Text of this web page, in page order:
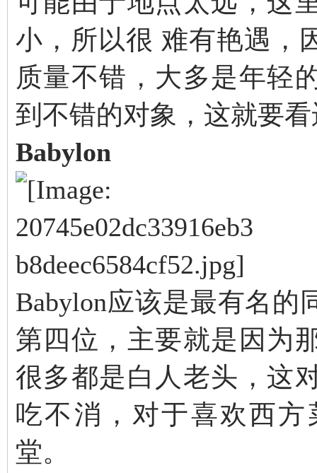
小，所以很 难有艳遇，
质量不错，大多是年轻
到不错的对象，这就要
Babylon
Babylon应该是最有名
第四位，主要就是因为
很多都是白人老头，这
吃不消，对于喜欢西
堂。